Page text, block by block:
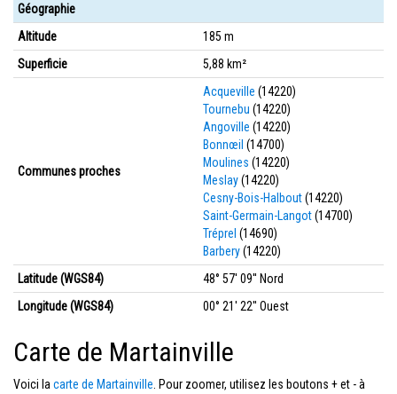
Géographie
Altitude
185 m
Superficie
5,88 km²
Communes proches
Acqueville (14220)
Tournebu (14220)
Angoville (14220)
Bonnœil (14700)
Moulines (14220)
Meslay(14220)
Cesny-Bois-Halbout(14220)
Saint-Germain-Langot(14700)
Tréprel (14690)
Barbery(14220)
Latitude (WGS84)
48° 57' 09'' Nord
Longitude (WGS84)
00° 21' 22'' Ouest
Carte de Martainville
Voici la carte de Martainville . Pour zoomer, utilisez les boutons + et - à